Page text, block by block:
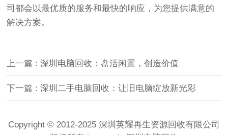
司都会以最优质的服务和最快的响应，为您提供满意的
解决方案。
上一篇 : 深圳电脑回收：盘活闲置，创造价值
下一篇 : 深圳二手电脑回收：让旧电脑绽放新光彩
Copyright © 2012-2025 深圳英耀再生资源回收有限公司